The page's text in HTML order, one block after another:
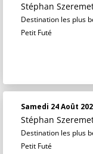
Stéphan
Destination les plus
Petit Futé
Samedi 24 Août
Stéphan
Destination les plus
Petit Futé